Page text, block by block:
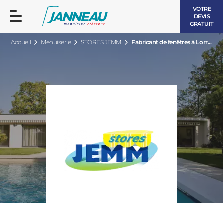
VOTRE
DEVIS
GRATUIT
Accueil Menuiserie STORES JEMM Fabricant de fenêtres à Lorr...
FENÊTRES ET PORTES-FENÊTRES
BOIS
BAIES VITRÉES
PORTES D’ENTRÉELES INTEMPORELLES
VOLETS ROULANTS